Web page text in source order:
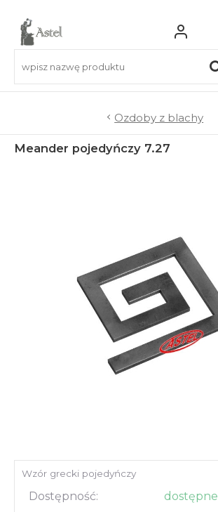
Do balkonów
Do bram wjazdowych
Akcesoria i narzędzia
Ozdoby z blachy
Meander pojedyńczy 7.27
Wzór grecki pojedyńczy
Dostępność: dostępne